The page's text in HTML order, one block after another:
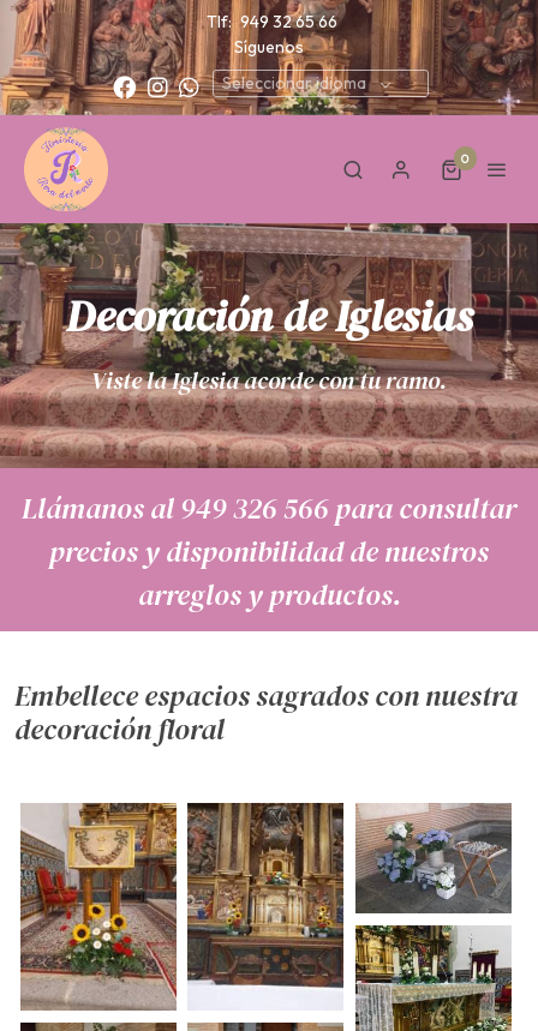
Tlf: 949 32 65 66
Síguenos
Seleccionar idioma
0
Decoración de Iglesias
Viste la Iglesia acorde con tu ramo.
Llámanos al 949 326 566para consultar
precios y disponibilidad de nuestros
arreglos y productos.
Embellece espacios sagrados con nuestra
decoración floral